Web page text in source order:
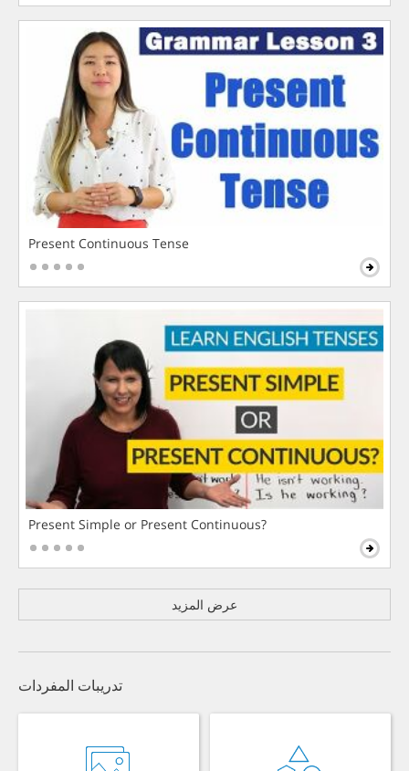
Present Continuous Tense
Present Simple or Present Continuous?
عرض المزيد
تدريبات المفردات